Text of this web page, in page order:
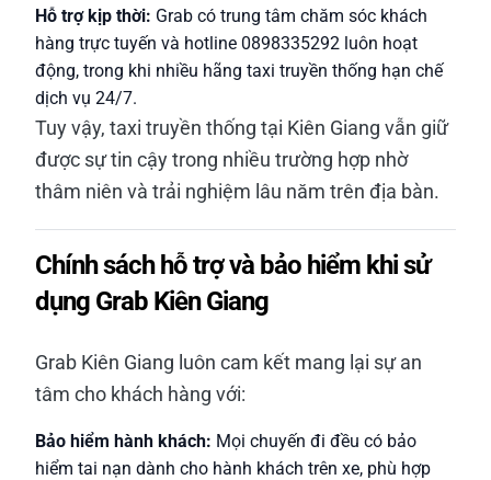
Hỗ trợ kịp thời: Grab có trung tâm chăm sóc khách
hàng trực tuyến và hotline 0898335292 luôn hoạt
động, trong khi nhiều hãng taxi truyền thống hạn chế
dịch vụ 24/7.
Tuy vậy, taxi truyền thống tại Kiên Giang vẫn giữ
được sự tin cậy trong nhiều trường hợp nhờ
thâm niên và trải nghiệm lâu năm trên địa bàn.
Chính sách hỗ trợ và bảo hiểm khi sử
dụng Grab Kiên Giang
Grab Kiên Giang luôn cam kết mang lại sự an
tâm cho khách hàng với:
Bảo hiểm hành khách: Mọi chuyến đi đều có bảo
hiểm tai nạn dành cho hành khách trên xe, phù hợp